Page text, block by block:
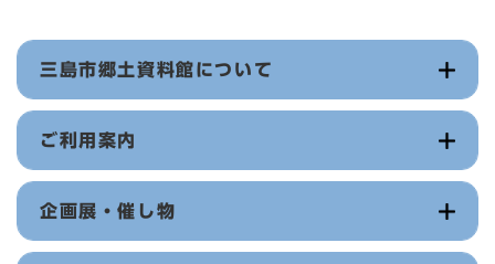
三島市郷土資料館について
ご利用案内
企画展・催し物